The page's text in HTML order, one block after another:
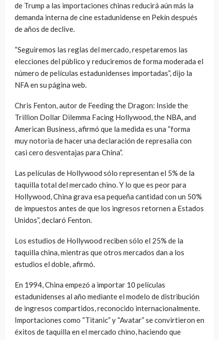
de Trump a las importaciones chinas reducirá aún más la
demanda interna de cine estadunidense en Pekín después
de años de declive.
“Seguiremos las reglas del mercado, respetaremos las
elecciones del público y reduciremos de forma moderada el
número de películas estadunidenses importadas”, dijo la
NFA en su página web.
Chris Fenton, autor de Feeding the Dragon: Inside the
Trillion Dollar Dilemma Facing Hollywood, the NBA, and
American Business, afirmó que la medida es una “forma
muy notoria de hacer una declaración de represalia con
casi cero desventajas para China”.
Las películas de Hollywood sólo representan el 5% de la
taquilla total del mercado chino. Y lo que es peor para
Hollywood, China grava esa pequeña cantidad con un 50%
de impuestos antes de que los ingresos retornen a Estados
Unidos”, declaró Fenton.
Los estudios de Hollywood reciben sólo el 25% de la
taquilla china, mientras que otros mercados dan a los
estudios el doble, afirmó.
En 1994, China empezó a importar 10 películas
estadunidenses al año mediante el modelo de distribución
de ingresos compartidos, reconocido internacionalmente.
Importaciones como “Titanic” y “Avatar” se convirtieron en
éxitos de taquilla en el mercado chino, haciendo que